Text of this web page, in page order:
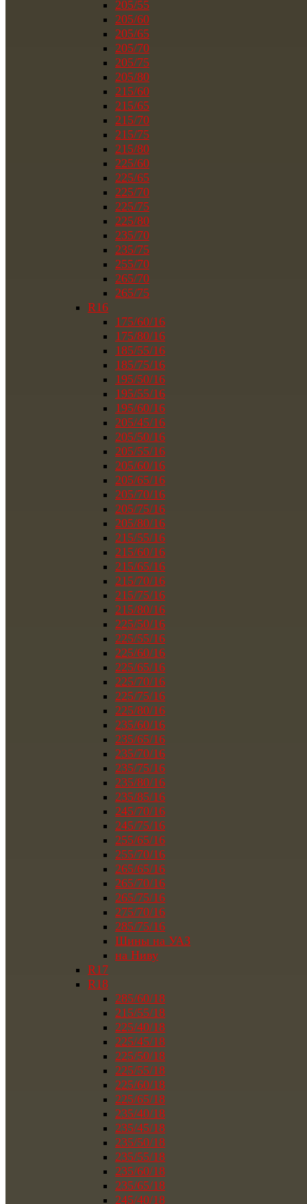
205/55
205/60
205/65
205/70
205/75
205/80
215/60
215/65
215/70
215/75
215/80
225/60
225/65
225/70
225/75
225/80
235/70
235/75
255/70
265/70
265/75
R16
175/60/16
175/80/16
185/55/16
185/75/16
195/50/16
195/55/16
195/60/16
205/45/16
205/50/16
205/55/16
205/60/16
205/65/16
205/70/16
205/75/16
205/80/16
215/55/16
215/60/16
215/65/16
215/70/16
215/75/16
215/80/16
225/50/16
225/55/16
225/60/16
225/65/16
225/70/16
225/75/16
225/80/16
235/60/16
235/65/16
235/70/16
235/75/16
235/80/16
235/85/16
245/70/16
245/75/16
255/65/16
255/70/16
265/65/16
265/70/16
265/75/16
275/70/16
285/75/16
Шины на УАЗ
на Ниву
R17
R18
285/60/18
215/55/18
225/40/18
225/45/18
225/50/18
225/55/18
225/60/18
225/65/18
235/40/18
235/45/18
235/50/18
235/55/18
235/60/18
235/65/18
245/40/18